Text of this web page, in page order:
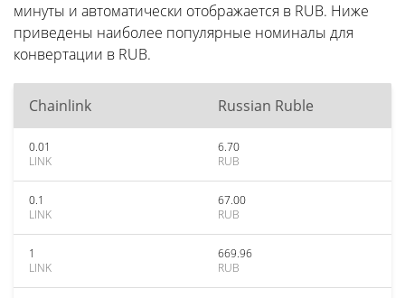
минуты и автоматически отображается в RUB. Ниже
приведены наиболее популярные номиналы для
конвертации в RUB.
Chainlink Russian Ruble
0.01
LINK
6.70
RUB
0.1
LINK
67.00
RUB
1
LINK
669.96
RUB